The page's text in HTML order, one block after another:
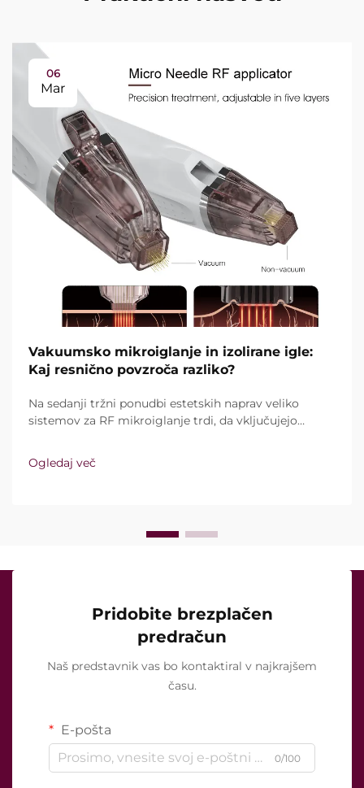
06
Mar
Vakuumsko mikroiglanje in izolirane igle:
Kaj resnično povzroča razliko?
Na sedanji tržni ponudbi estetskih naprav veliko
sistemov za RF mikroiglanje trdi, da vključujejo
temveč kako natančno delujejo med kliničnim
Ogledaj več
Pridobite brezplačen
predračun
Naš predstavnik vas bo kontaktiral v najkrajšem
času.
E-pošta
0/100